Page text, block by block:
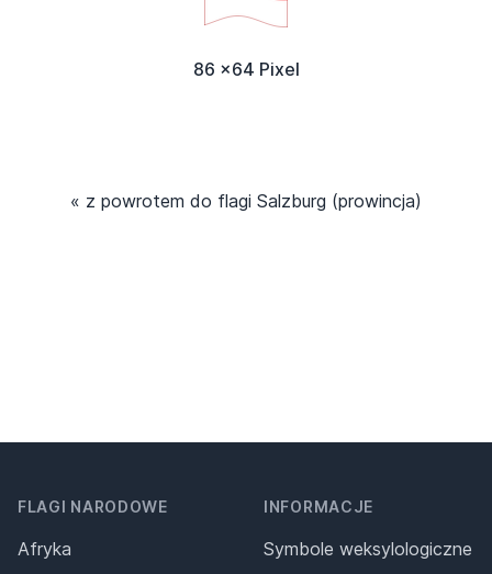
86 x64 Pixel
« z powrotem do flagi Salzburg (prowincja)
FLAGI NARODOWE
Afryka
INFORMACJE
Symbole weksylologiczne